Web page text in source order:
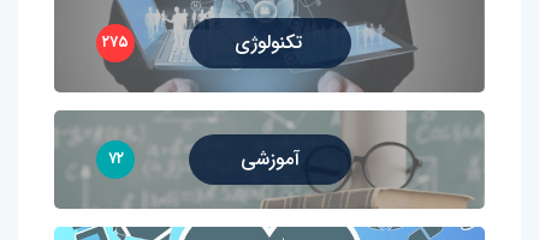
تکنولوژی ۲۷۵
آموزشی ۷۲